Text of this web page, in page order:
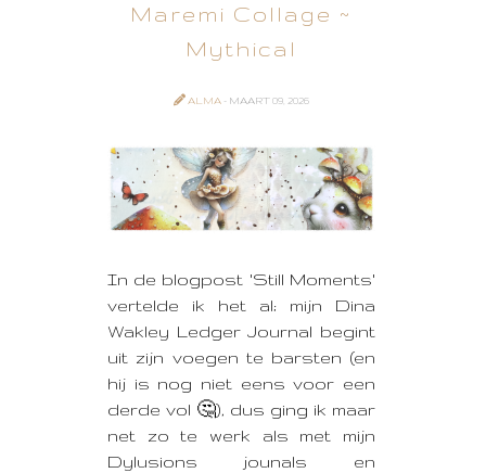
Maremi Collage ~
Mythical
ALMA - MAART 09, 2026
In de blogpost 'Still Moments'
vertelde ik het al;mijn Dina
Wakley Ledger Journal begint
uit zijn voegen te barsten (en
hij is nog niet eens voor een
derde vol 🤔), dus ging ik maar
net zo te werk als met mijn
Dylusions jounals en